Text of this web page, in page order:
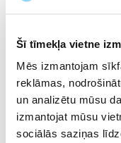
Šī tīmekļa vietne
Mēs izmantojam
reklāmas,
un analizētu mūsu
izmantojat mūsu
sociālās saziņas